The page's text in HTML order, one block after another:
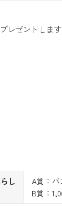
レゼントします
し
A賞：バ
B賞：